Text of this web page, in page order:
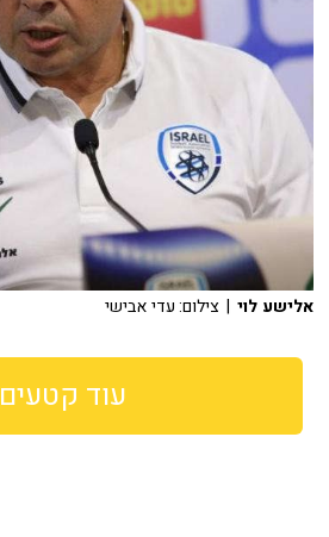
אלישע לוי | צילום: עדי אבישי
עוד קטעים